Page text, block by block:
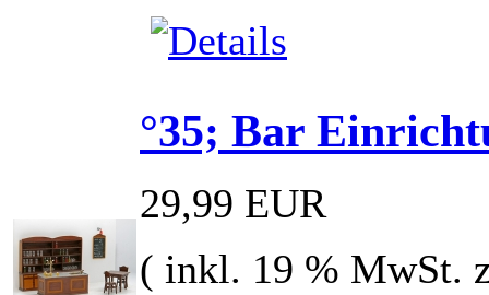
°35; Bar
29,99 EUR
( inkl. 19 % MwSt.